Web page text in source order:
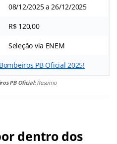
08/12/2025 a 26/12/2025
R$ 120,00
Seleção via ENEM
PB Oficial 2025!
PB Oficial:Resumo
dentro dos